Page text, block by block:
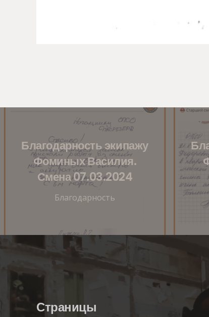
Благодарность экипажу
Фоминых Василия.
Смена 07.03.2024
Благодарность
Страницы